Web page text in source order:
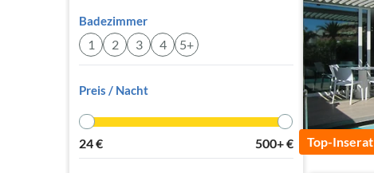
Badezimmer
1 2 3 4 5+
Preis / Nacht
24€ 500+€ Top-Inserat